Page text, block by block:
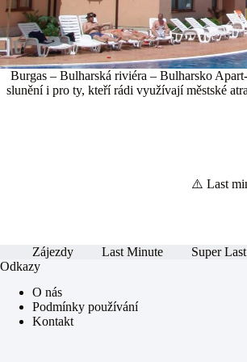
Burgas – Bulharská riviéra – Bulharsko
slunění i pro ty, kteří rádi využívají městské
⚠️ Last
Zájezdy Last Minute Super
Odkazy
O nás
Podmínky používání
Kontakt